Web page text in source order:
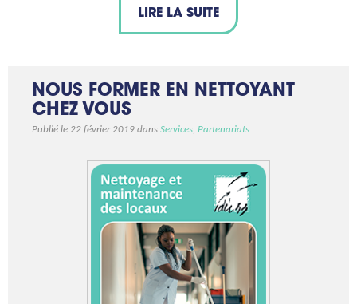
LIRE LA SUITE
NOUS FORMER EN NETTOYANT
CHEZ VOUS
Publié le 22 février 2019 dans Services, Partenariats